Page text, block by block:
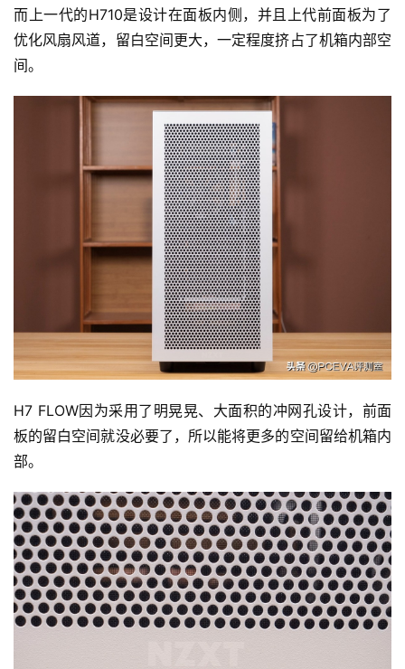
而上一代的H710是设计在面板内侧，并且上代前面板为了
优化风扇风道，留白空间更大，一定程度挤占了机箱内部空
间。
H7 FLOW因为采用了明晃晃、大面积的冲网孔设计，前面
板的留白空间就没必要了，所以能将更多的空间留给机箱内
部。